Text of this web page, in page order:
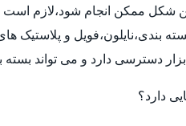
شکل ممکن انجام شود،لازم
بندی،نایلون،فویل و
ابزار دسترسی دارد و می تواند
دارد؟